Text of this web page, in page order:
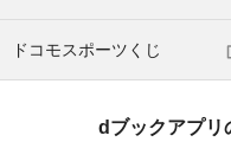
ドコモスポーツくじ
dブックアプリ